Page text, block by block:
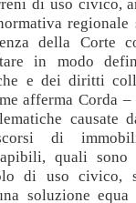
di uso civico,
regionale
della Corte
in modo
e dei diritti
afferma Corda –
causate
di
quali
di uso civico,
soluzione